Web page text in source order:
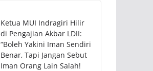
Ketua MUI Indragiri Hilir
di Pengajian Akbar LDII:
“Boleh Yakini Iman Sendiri
Benar, Tapi Jangan Sebut
Iman Orang Lain Salah!